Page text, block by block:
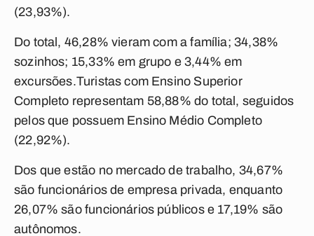
(23,93%).
Do total, 46,28% vieram com a família; 34,38%
sozinhos; 15,33% em grupo e 3,44% em
excursões.Turistas com Ensino Superior
Completo representam 58,88% do total, seguidos
pelos que possuem Ensino Médio Completo
(22,92%).
Dos que estão no mercado de trabalho, 34,67%
são funcionários de empresa privada, enquanto
26,07% são funcionários públicos e 17,19% são
autônomos.